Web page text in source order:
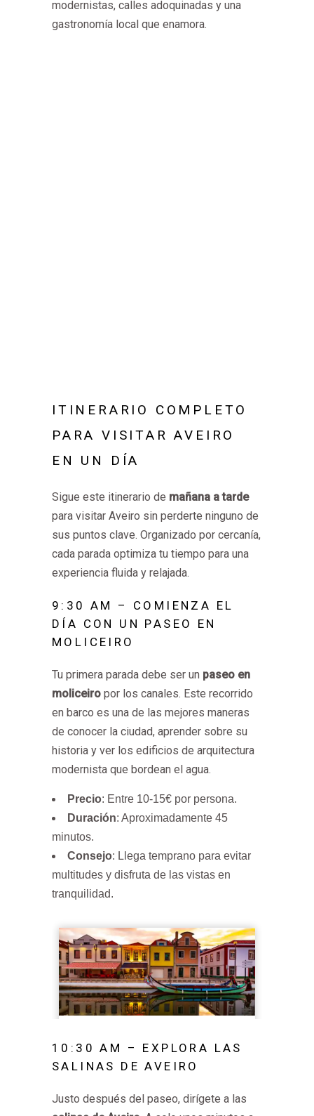
modernistas, calles adoquinadas y una
gastronomía local que enamora.
ITINERARIO COMPLETO
PARA VISITAR AVEIRO
EN UN DÍA
Sigue este itinerario de mañana a tarde
para visitar Aveiro sin perderte ninguno de
sus puntos clave. Organizado por cercanía,
cada parada optimiza tu tiempo para una
experiencia fluida y relajada.
9:30 AM – COMIENZA EL
DÍA CON UN PASEO EN
MOLICEIRO
Tu primera parada debe ser un paseo en
moliceiro por los canales. Este recorrido
en barco es una de las mejores maneras
de conocer la ciudad, aprender sobre su
historia y ver los edificios de arquitectura
modernista que bordean el agua.
Precio: Entre 10-15€ por persona.
Duración: Aproximadamente 45
minutos.
Consejo: Llega temprano para evitar
multitudes y disfruta de las vistas en
tranquilidad.
10:30 AM – EXPLORA LAS
SALINAS DE AVEIRO
Justo después del paseo, dirígete a las